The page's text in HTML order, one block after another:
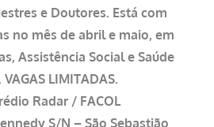
e Doutores. Está com
no mês de abril e maio, em
Assistência Social e Saúde
LIMITADAS.
Radar / FACOL
S/N – São Sebastião